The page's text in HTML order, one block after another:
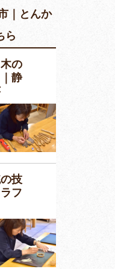
｜とんか
ら
の
静
技
フ